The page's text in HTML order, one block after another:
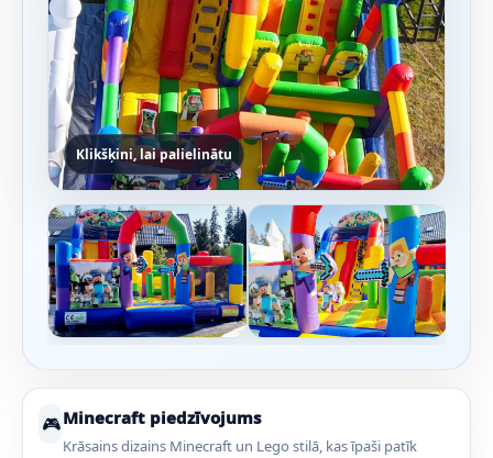
Klikšķini, lai palielinātu
🎮Minecraft piedzīvojums
Krāsains dizains Minecraft un Lego stilā, kas īpaši patīk